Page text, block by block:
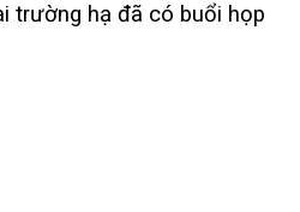
trường hạ đã có buổi họp